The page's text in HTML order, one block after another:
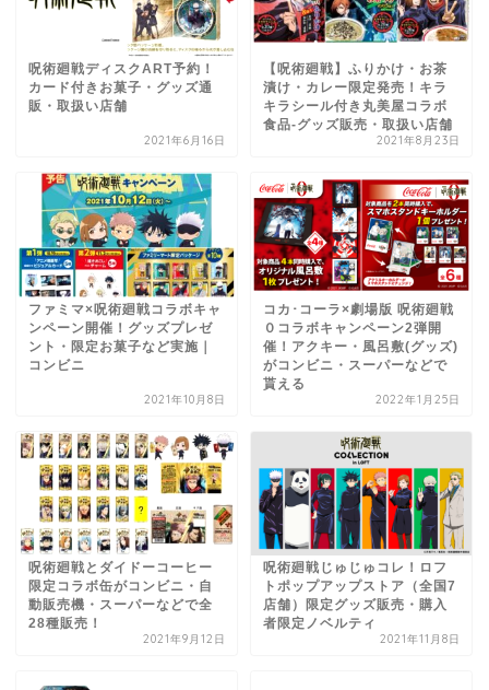
呪術廻戦ディスクART予約！
カード付きお菓子・グッズ通
販・取扱い店舗
2021年6月16日
【呪術廻戦】ふりかけ・お茶
漬け・カレー限定発売！キラ
キラシール付き丸美屋コラボ
食品-グッズ販売・取扱い店舗
2021年8月23日
ファミマ×呪術廻戦コラボキャ
ンペーン開催！グッズプレゼ
ント・限定お菓子など実施｜
コンビニ
2021年10月8日
コカ･コーラ×劇場版 呪術廻戦
０コラボキャンペーン2弾開
催！アクキー・風呂敷(グッズ)
がコンビニ・スーパーなどで
貰える
2022年1月25日
呪術廻戦とダイドーコーヒー
限定コラボ缶がコンビニ・自
動販売機・スーパーなどで全
28種販売！
2021年9月12日
呪術廻戦じゅじゅコレ！ロフ
トポップアップストア（全国7
店舗）限定グッズ販売・購入
者限定ノベルティ
2021年11月8日